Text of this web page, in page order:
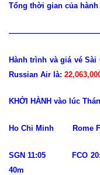
Tổng thời gian của hành
Hành trình và giá vé Sài
Russian Air là:
KHỞI HÀNH vào lúc
Ho Chi Minh
SGN 11:05
40m